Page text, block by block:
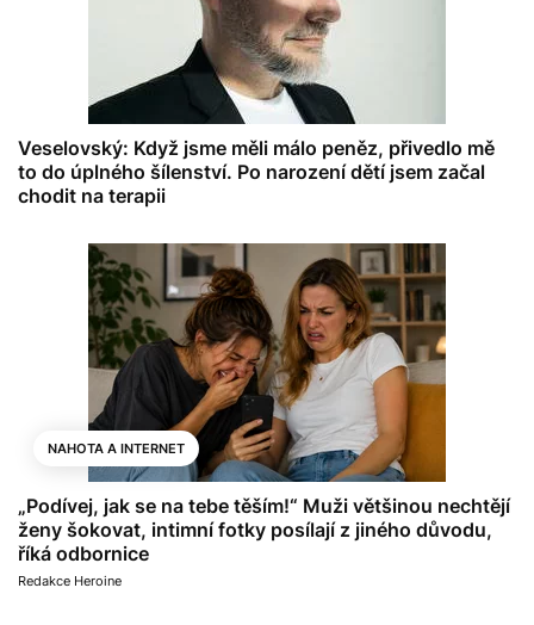
Veselovský: Když jsme měli málo peněz, přivedlo mě
to do úplného šílenství. Po narození dětí jsem začal
chodit na terapii
NAHOTA A INTERNET
„Podívej, jak se na tebe těším!“ Muži většinou nechtějí
ženy šokovat, intimní fotky posílají z jiného důvodu,
říká odbornice
Redakce Heroine